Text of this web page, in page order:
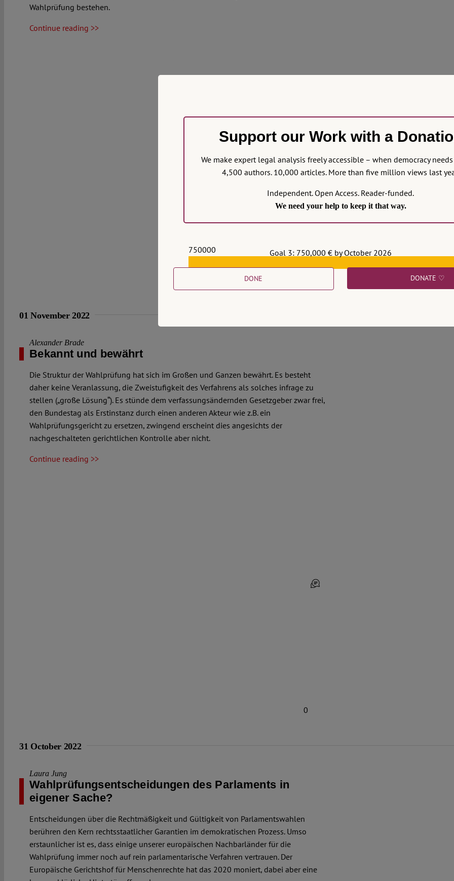
Wahlprüfung bestehen.
Continue reading >>
01 November 2022
Alexander Brade
Bekannt und bewährt
Die Struktur der Wahlprüfung hat sich im Großen und Ganzen bewährt. Es besteht
daher keine Veranlassung, die Zweistufigkeit des Verfahrens als solches infrage zu
stellen („große Lösung“). Es stünde dem verfassungsändernden Gesetzgeber zwar frei,
den Bundestag als Erstinstanz durch einen anderen Akteur wie z.B. ein
Wahlprüfungsgericht zu ersetzen, zwingend erscheint dies angesichts der
nachgeschalteten gerichtlichen Kontrolle aber nicht.
Continue reading >>
0
31 October 2022
Laura Jung
Wahlprüfungsentscheidungen des Parlaments in
eigener Sache?
Entscheidungen über die Rechtmäßigkeit und Gültigkeit von Parlamentswahlen
berühren den Kern rechtsstaatlicher Garantien im demokratischen Prozess. Umso
erstaunlicher ist es, dass einige unserer europäischen Nachbarländer für die
Wahlprüfung immer noch auf rein parlamentarische Verfahren vertrauen. Der
Europäische Gerichtshof für Menschenrechte hat das 2020 moniert, dabei aber eine
Support our Work with a
We make expert legal analysis freely accessible – when democracy
4,500 authors. 10,000 articles. More than five million views last
Independent. Open Access. Reader-funded.
We need your help to keep it that way.
750000
Goal 3: 750,000 € by October 2026
DONE DONATE ♡